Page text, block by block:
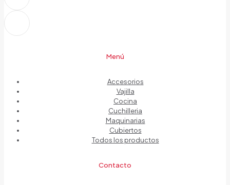
Menú
Accesorios
Vajilla
Cocina
Cuchilleria
Maquinarias
Cubiertos
Todos los productos
Contacto